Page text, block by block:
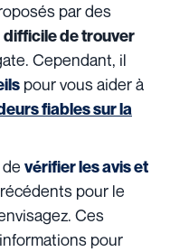
par des
difficile de trouver
Cependant, il
pour vous aider à
fiablessur la
vérifier les avis et
pour le
Ces
pour